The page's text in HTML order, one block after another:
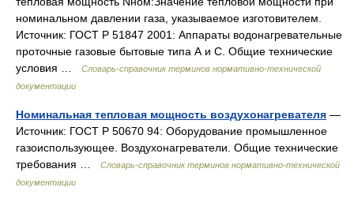
номинальном давлении газа, указываемое изготовителем.
Источник: ГОСТ Р 51847 2001: Аппараты водонагревательные
проточные газовые бытовые типа А и С. Общие технические
условия …
Словарь-справочник терминов нормативно-технической
документации
Номинальная тепловая мощность воздухонагревателя —
Источник: ГОСТ Р 50670 94: Оборудование промышленное
газоиспользующее. Воздухонагреватели. Общие технические
требования …
Словарь-справочник терминов нормативно-технической
документации